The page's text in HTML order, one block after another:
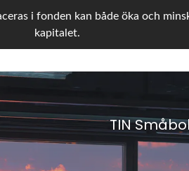
i fonden kan både öka och
kapitalet.
TIN